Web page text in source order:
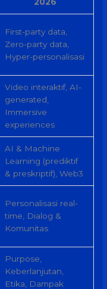
First-party data,
Zero-party data,
Hyper-personalisasi
Video interaktif, AI-
generated,
Immersive
experiences
AI & Machine
Learning (prediktif
& preskriptif), Web3
Personalisasi real-
time, Dialog &
Komunitas
Purpose,
Keberlanjutan,
Etika, Dampak